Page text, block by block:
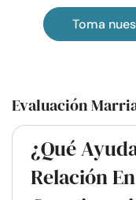
Toma
Evaluación
¿Qué
Relación